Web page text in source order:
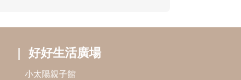
好好生活廣場
小太陽親子館